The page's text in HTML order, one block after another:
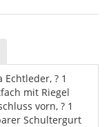
? 1
mit Riegel
vorn, ? 1
Schultergurt